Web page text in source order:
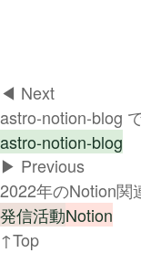
◀︎ Next
astro-notion-blog
astro-notion-blog
▶︎ Previous
2022年のNotion関
発信活動Notion
↑Top